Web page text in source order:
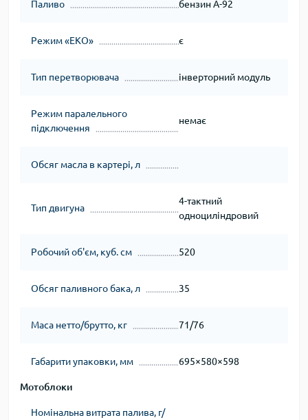
Паливо бензин А-92
Режим «ЕКО» є
Тип перетворювача інверторний модуль
Режим паралельного
підключення
немає
Обсяг масла в картері, л
Тип двигуна
4-тактний
одноциліндровий
Робочий об'єм, куб. см 520
Обсяг паливного бака, л 35
Маса нетто/брутто, кг 71/76
Габарити упаковки, мм 695×580×598
Мотоблоки
Номінальна витрата палива, г/